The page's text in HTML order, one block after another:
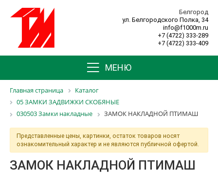
Белгород
ул. Белгородского Полка, 34
info@f1000m.ru
+7 (4722) 333-289
+7 (4722) 333-409
МЕНЮ
Главная страница
Каталог
05 ЗАМКИ ЗАДВИЖКИ СКОБЯНЫЕ
030503 Замки накладные
ЗАМОК НАКЛАДНОЙ ПТИМАШ
Представленные цены, картинки, остаток товаров носят
ознакомительный характер и не являются публичной офертой.
ЗАМОК НАКЛАДНОЙ ПТИМАШ